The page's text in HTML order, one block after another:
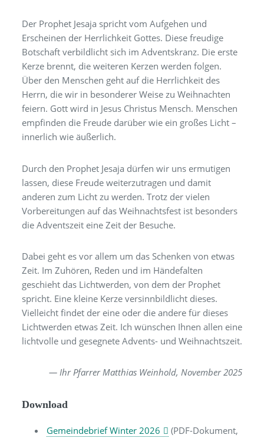
Der Prophet Jesaja spricht vom Aufgehen und
Erscheinen der Herrlichkeit Gottes. Diese freudige
Botschaft verbildlicht sich im Adventskranz. Die erste
Kerze brennt, die weiteren Kerzen werden folgen.
Über den Menschen geht auf die Herrlichkeit des
Herrn, die wir in besonderer Weise zu Weihnachten
feiern. Gott wird in Jesus Christus Mensch. Menschen
empfinden die Freude darüber wie ein großes Licht –
innerlich wie äußerlich.
Durch den Prophet Jesaja dürfen wir uns ermutigen
lassen, diese Freude weiterzutragen und damit
anderen zum Licht zu werden. Trotz der vielen
Vorbereitungen auf das Weihnachtsfest ist besonders
die Adventszeit eine Zeit der Besuche.
Dabei geht es vor allem um das Schenken von etwas
Zeit. Im Zuhören, Reden und im Händefalten
geschieht das Lichtwerden, von dem der Prophet
spricht. Eine kleine Kerze versinnbildlicht dieses.
Vielleicht findet der eine oder die andere für dieses
Lichtwerden etwas Zeit. Ich wünschen Ihnen allen eine
lichtvolle und gesegnete Advents- und Weihnachtszeit.
— Ihr Pfarrer Matthias Weinhold, November 2025
Download
Gemeindebrief Winter 2026 (PDF-Dokument,